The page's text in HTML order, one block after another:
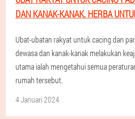
DAN KANAK-KANAK. HERBA
Ubat-ubatan rakyat untuk cacing dan
dewasa dan kanak-kanak melakukan
utama ialah mengetahui semua
rumah tersebut.
4 Januari 2024